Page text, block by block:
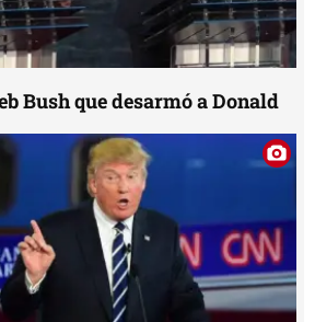
Bush que desarmó a Donald